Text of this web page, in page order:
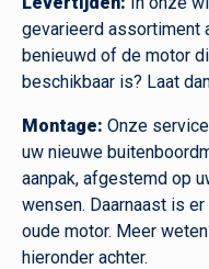
gevarieerd assortiment
benieuwd of de motor
beschikbaar is? Laat
Montage: Onze
uw nieuwe
aanpak, afgestemd op
wensen. Daarnaast is
oude motor. Meer
hieronder achter.